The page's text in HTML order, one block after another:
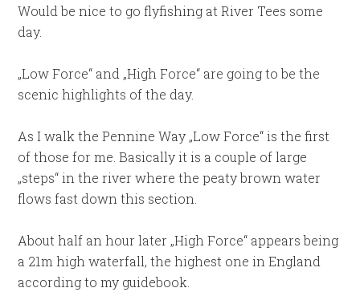
Would be nice to go flyfishing at River Tees some
day.
„Low Force“ and „High Force“ are going to be the
scenic highlights of the day.
As I walk the Pennine Way „Low Force“ is the first
of those for me. Basically it is a couple of large
„steps“ in the river where the peaty brown water
flows fast down this section.
About half an hour later „High Force“ appears being
a 21m high waterfall, the highest one in England
according to my guidebook.